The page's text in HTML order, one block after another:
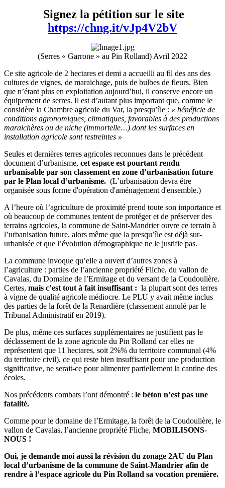
Signez la pétition sur le site
https://chng.it/vJp4V2bV
(Serres « Garrone » au Pin Rolland) Avril 2022
Ce site agricole de 2 hectares et demi a accueilli au fil des ans des
cultures de vignes, de maraichage, puis de bulbes de fleurs. Bien
que n’étant plus en exploitation aujourd’hui, il conserve encore un
équipement de serres. Il est d’autant plus important que, comme le
considère la Chambre agricole du Var, la presqu’île : « bénéficie de
conditions agronomiques, climatiques, favorables à des productions
maraichères ou de niche (immortelle…) dont les surfaces en
installation agricole sont restreintes »
Seules et dernières terres agricoles reconnues dans le précédent
document d’urbanisme, cet espace est pourtant rendu
urbanisable par son classement en zone d’urbanisation future
par le Plan local d’urbanisme. (L’urbanisation devra être
organisée sous forme d'opération d'aménagement d'ensemble.)
A l’heure où l’agriculture de proximité prend toute son importance et
où beaucoup de communes tentent de protéger et de préserver des
terrains agricoles, la commune de Saint-Mandrier ouvre ce terrain à
l’urbanisation future, alors même que la presqu’île est déjà sur-
urbanisée et que l’évolution démographique ne le justifie pas.
La commune invoque qu’elle a ouvert d’autres zones à
l’agriculture : parties de l’ancienne propriété Fliche, du vallon de
Cavalas, du Domaine de l’Ermitage et du versant de la Coudoulière.
Certes, mais c’est tout à fait insuffisant : la plupart sont des terres
à vigne de qualité agricole médiocre. Le PLU y avait même inclus
des parties de la forêt de la Renardière (classement annulé par le
Tribunal Administratif en 2019).
De plus, même ces surfaces supplémentaires ne justifient pas le
déclassement de la zone agricole du Pin Rolland car elles ne
représentent que 11 hectares, soit 2%% du territoire communal (4%
du territoire civil), ce qui reste bien insuffisant pour une production
significative, ne serait-ce pour alimenter partiellement la cantine des
écoles.
Nos précédents combats l’ont démontré : le béton n’est pas une
fatalité.
Comme pour le domaine de l’Ermitage, la forêt de la Coudoulière, le
vallon de Cavalas, l’ancienne propriété Fliche, MOBILISONS-
NOUS !
Oui, je demande moi aussi la révision du zonage 2AU du Plan
local d’urbanisme de la commune de Saint-Mandrier afin de
rendre à l’espace agricole du Pin Rolland sa vocation première.